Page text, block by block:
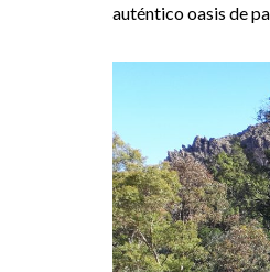
auténtico oasis de